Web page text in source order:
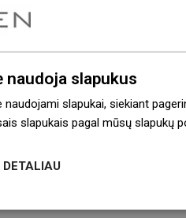
laukia moderniame
naudoja slapukus
naudojami slapukai, siekiant
slapukais pagal mūsų slapukų
DETALIAU